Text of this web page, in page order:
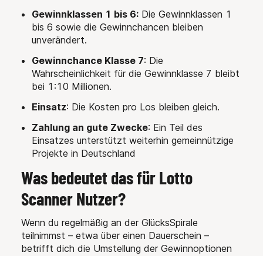
Gewinnklassen 1 bis 6: Die Gewinnklassen 1
bis 6 sowie die Gewinnchancen bleiben
unverändert.
Gewinnchance Klasse 7: Die
Wahrscheinlichkeit für die Gewinnklasse 7 bleibt
bei 1:10 Millionen.
Einsatz: Die Kosten pro Los bleiben gleich.
Zahlung an gute Zwecke: Ein Teil des
Einsatzes unterstützt weiterhin gemeinnützige
Projekte in Deutschland
Was bedeutet das für Lotto
Scanner Nutzer?
Wenn du regelmäßig an der GlücksSpirale
teilnimmst – etwa über einen Dauerschein –
betrifft dich die Umstellung der Gewinnoptionen